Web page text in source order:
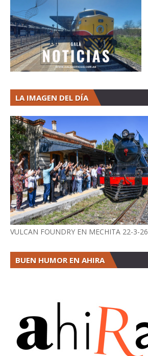
LA IMAGEN DEL DÍA
VULCAN FOUNDRY EN MECHITA 22-3-26
BUEN HUMOR EN AHIRA